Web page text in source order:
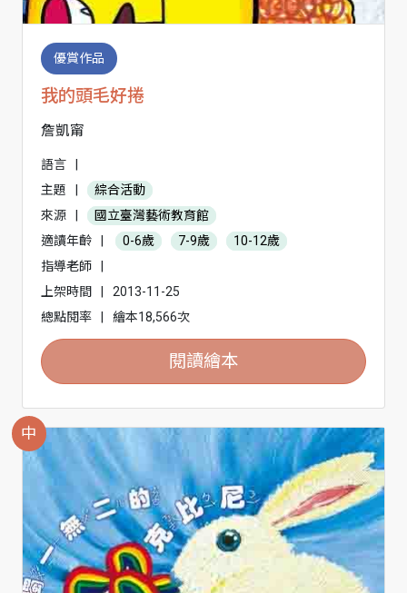
優賞作品
我的頭毛好捲
詹凱甯
語言
主題
綜合活動
來源
國立臺灣藝術教育館
適讀年齡
0-6歲 7-9歲
10-12歲
指導老師
上架時間
2013-11-25
總點閱率
繪本18,566次
閱讀繪本
中